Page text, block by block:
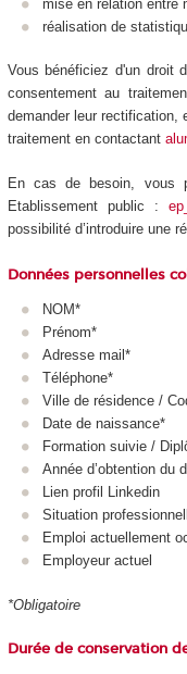
mise en relation entre
réalisation de
Vous bénéficiez d'un droit
consentement au
demander leur rectification,
traitement en contactant
En cas de besoin, vous
Etablissement public :
possibilité d’introduire une
Données personnelles
NOM*
Prénom*
Adresse mail*
Téléphone*
Ville de résidence /
Date de naissance*
Formation suivie /
Année d’obtention du
Lien profil Linkedin
Situation
Emploi actuellement
Employeur actuel
*Obligatoire
Durée de conservation